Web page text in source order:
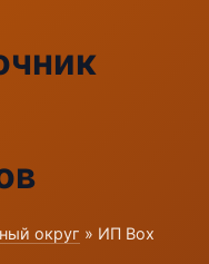
округ » ИП Box